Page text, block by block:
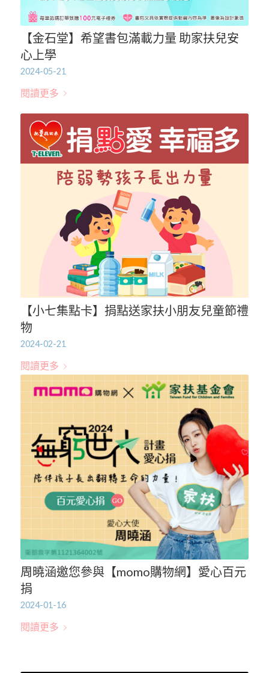
【金石堂】希望書包滿載力量 助家扶兒安
心上學
2024-05-21
閱讀更多
【小七集點卡】捐點送家扶小朋友兒童節禮
物
2024-02-21
閱讀更多
周曉涵邀您參與【momo購物網】愛心百元
捐
2024-01-16
閱讀更多